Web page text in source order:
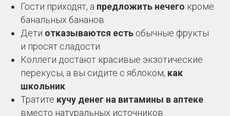
Гости приходят, а предложить нечего кроме
банальных бананов
Дети отказываются есть обычные фрукты
и просят сладости
Коллеги достают красивые экзотические
перекусы, а вы сидите с яблоком, как
школьник
Тратите кучу денег на витамины в аптеке
вместо натуральных источников